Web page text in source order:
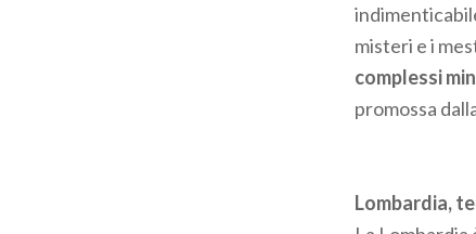
misteri e i
complessi
promossa
Lombardia,